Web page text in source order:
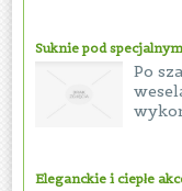
Suknie pod
Po
Eleganckie i ciepłe